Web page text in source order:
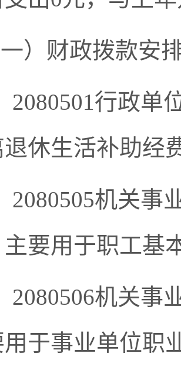
一）财政拨款安
2080501行政单
退休生活补助经
2080505机关事
主要用于职工基
2080506机关事
用于事业单位职